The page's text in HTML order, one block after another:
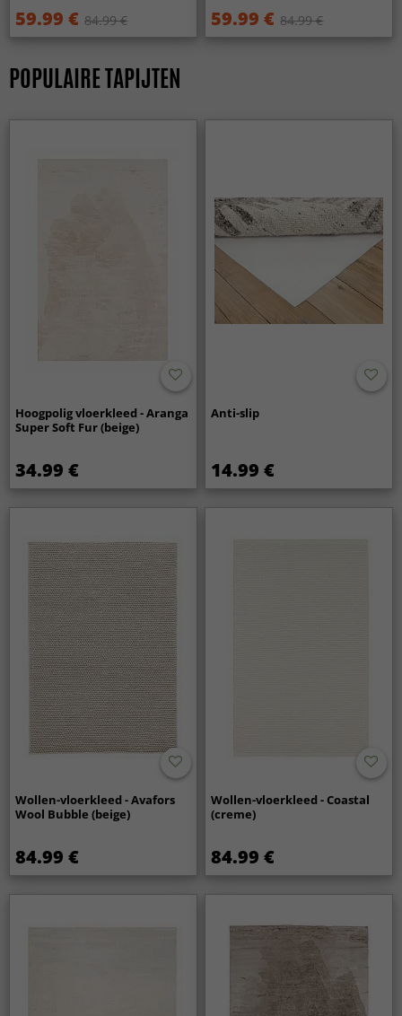
59.99 € 84.99 € 59.99 € 84.99 €
POPULAIRE TAPIJTEN
Hoogpolig vloerkleed - Aranga
Super Soft Fur (beige)
34.99 €
Anti-slip
14.99 €
Wollen-vloerkleed - Avafors
Wool Bubble (beige)
84.99 €
Wollen-vloerkleed - Coastal
(creme)
84.99 €